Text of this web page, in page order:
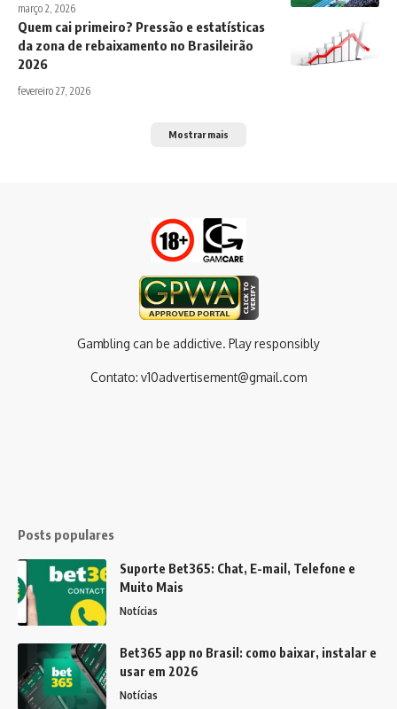
março 2, 2026
Quem cai primeiro? Pressão e estatísticas
da zona de rebaixamento no Brasileirão
2026
fevereiro 27, 2026
Mostrar mais
Gambling can be addictive. Play responsibly
Contato: v10advertisement@gmail.com
Posts populares
Suporte Bet365: Chat, E-mail, Telefone e
Muito Mais
Notícias
Bet365 app no Brasil: como baixar, instalar e
usar em 2026
Notícias